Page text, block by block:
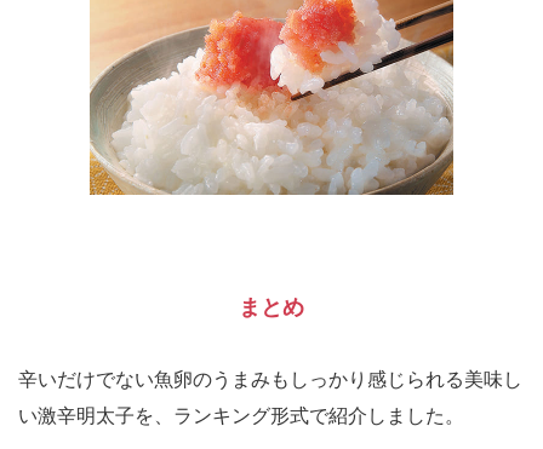
まとめ
辛いだけでない魚卵のうまみもしっかり感じられる美味し
い激辛明太子を、ランキング形式で紹介しました。